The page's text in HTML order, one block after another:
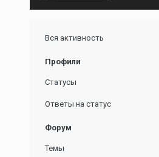
Вся активность
Профили
Статусы
Ответы на статус
Форум
Темы